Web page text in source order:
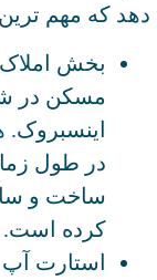
‌دهد که مهم‌
بخش املاک
مسکن در
اینسبروک.
در طول
ساخت ‌و
کرده است.